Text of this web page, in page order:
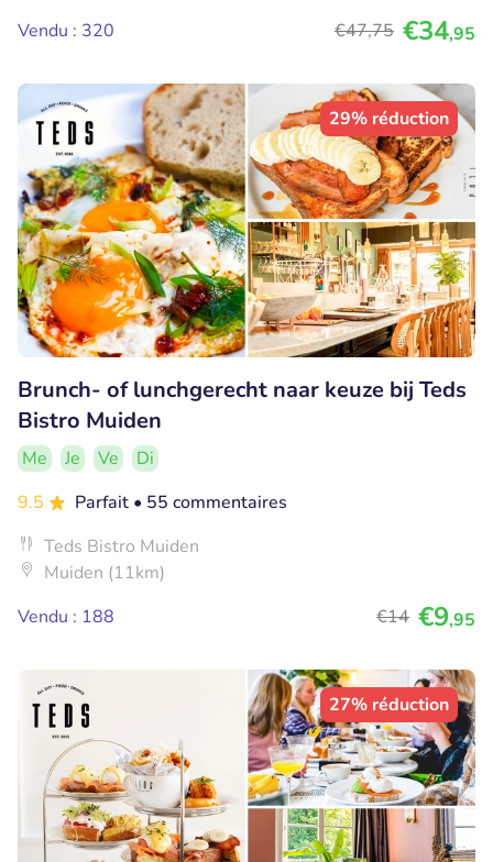
Vendu : 320
€47,75 €34,95
29% réduction
Brunch- of lunchgerecht naar keuze bij Teds
Bistro Muiden
Me Je Ve
Di
9.5
Parfait • 55 commentaires
Teds Bistro Muiden
Muiden (11km)
Vendu : 188
€14 €9,95
27% réduction